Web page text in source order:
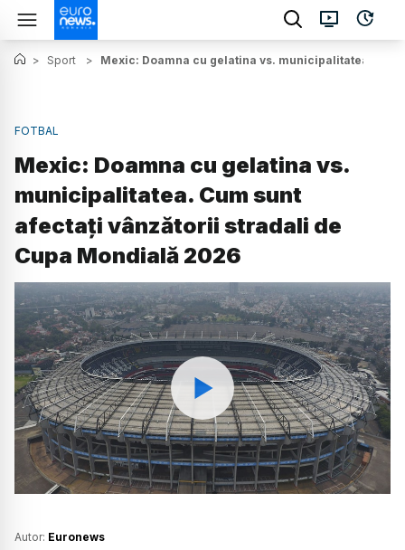
> Sport > Mexic: Doamna cu gelatina vs. municipalitatea.
FOTBAL
Mexic: Doamna cu gelatina vs.
municipalitatea. Cum sunt
afectați vânzătorii stradali de
Cupa Mondială 2026
Watch
Autor: Euronews